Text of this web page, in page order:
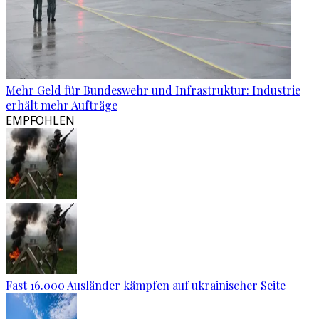
Mehr Geld für Bundeswehr und Infrastruktur: Industrie
erhält mehr Aufträge
EMPFOHLEN
Fast 16.000 Ausländer kämpfen auf ukrainischer Seite